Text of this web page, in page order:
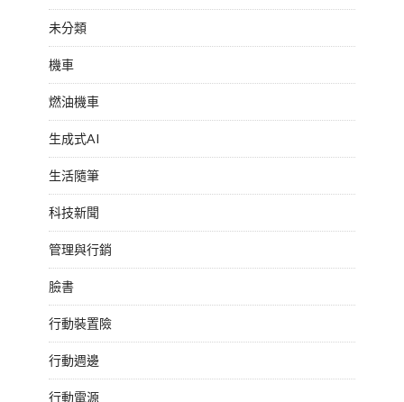
未分類
機車
燃油機車
生成式AI
生活隨筆
科技新聞
管理與行銷
臉書
行動裝置險
行動週邊
行動電源